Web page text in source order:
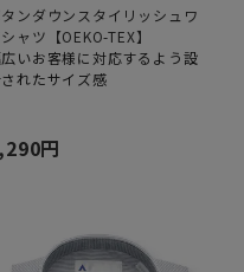
ンダウンスタイリッシュワ
ャツ【OEKO-TEX】
いお客様に対応するよう設
れたサイズ感
円